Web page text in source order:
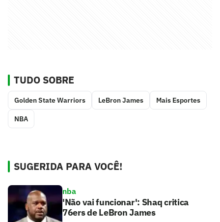
TUDO SOBRE
Golden State Warriors LeBron James Mais Esportes
NBA
SUGERIDA PARA VOCÊ!
nba
'Não vai funcionar': Shaq critica
76ers de LeBron James